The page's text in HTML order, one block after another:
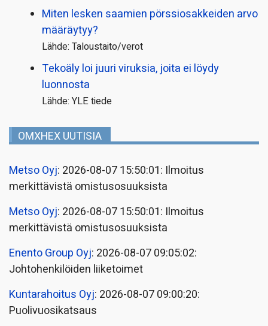
Miten lesken saamien pörssi­osakkeiden arvo
määräytyy?
Lähde: Taloustaito/verot
Tekoäly loi juuri viruksia, joita ei löydy
luonnosta
Lähde: YLE tiede
OMXHEX UUTISIA
Metso Oyj: 2026-08-07 15:50:01: Ilmoitus
merkittävistä omistusosuuksista
Metso Oyj: 2026-08-07 15:50:01: Ilmoitus
merkittävistä omistusosuuksista
Enento Group Oyj: 2026-08-07 09:05:02:
Johtohenkilöiden liiketoimet
Kuntarahoitus Oyj: 2026-08-07 09:00:20:
Puolivuosikatsaus